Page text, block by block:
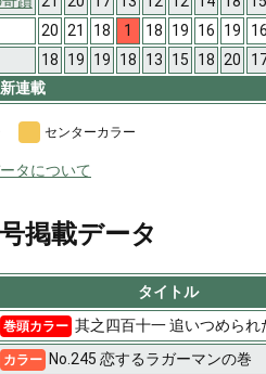
20 21 18 1 18 19 16 19
18 19 19 18 13 15 18 20
新連載
センターカラー
タについて
掲載データ
タイトル
巻頭カラー 其之四百十一 追いつめられ
カラー
No.245 恋するラガーマンの巻